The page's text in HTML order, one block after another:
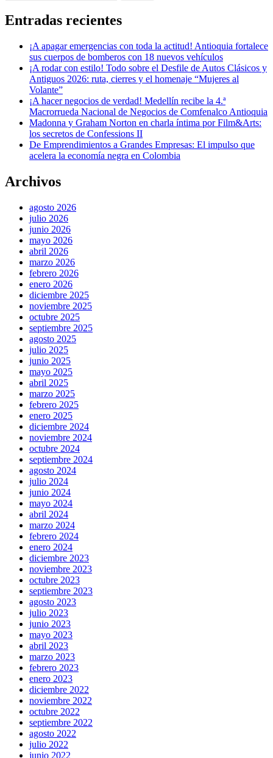
Entradas recientes
¡A apagar emergencias con toda la actitud! Antioquia fortalece
sus cuerpos de bomberos con 18 nuevos vehículos
¡A rodar con estilo! Todo sobre el Desfile de Autos Clásicos y
Antiguos 2026: ruta, cierres y el homenaje “Mujeres al
Volante”
¡A hacer negocios de verdad! Medellín recibe la 4.ª
Macrorrueda Nacional de Negocios de Comfenalco Antioquia
Madonna y Graham Norton en charla íntima por Film&Arts:
los secretos de Confessions II
De Emprendimientos a Grandes Empresas: El impulso que
acelera la economía negra en Colombia
Archivos
agosto 2026
julio 2026
junio 2026
mayo 2026
abril 2026
marzo 2026
febrero 2026
enero 2026
diciembre 2025
noviembre 2025
octubre 2025
septiembre 2025
agosto 2025
julio 2025
junio 2025
mayo 2025
abril 2025
marzo 2025
febrero 2025
enero 2025
diciembre 2024
noviembre 2024
octubre 2024
septiembre 2024
agosto 2024
julio 2024
junio 2024
mayo 2024
abril 2024
marzo 2024
febrero 2024
enero 2024
diciembre 2023
noviembre 2023
octubre 2023
septiembre 2023
agosto 2023
julio 2023
junio 2023
mayo 2023
abril 2023
marzo 2023
febrero 2023
enero 2023
diciembre 2022
noviembre 2022
octubre 2022
septiembre 2022
agosto 2022
julio 2022
junio 2022